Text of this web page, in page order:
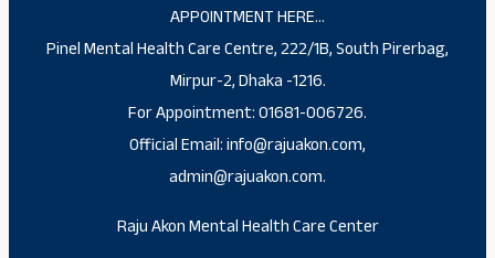
APPOINTMENT HERE…
Pinel Mental Health Care Centre, 222/1B, South Pirerbag,
Mirpur-2, Dhaka -1216.
For Appointment: 01681-006726.
Official Email: info@rajuakon.com,
admin@rajuakon.com.
Raju Akon Mental Health Care Center